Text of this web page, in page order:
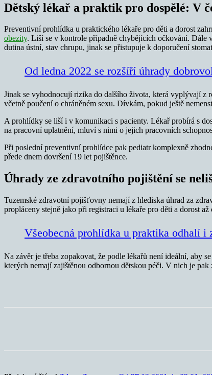
Dětský lékař a praktik pro dospělé: V
Preventivní prohlídka u praktického lékaře pro děti a dorost
obezity. Liší se v kontrole případně chybějících očkování. Dále
dutina ústní, stav chrupu, jinak se přistupuje k doporučení
Od ledna 2022 se rozšíří úhrady
Jinak se vyhodnocují rizika do dalšího života, která vyplývají z
včetně poučení o chráněném sexu. Dívkám, pokud ještě
A prohlídky se liší i v komunikaci s pacienty. Lékař probírá s
na pracovní uplatnění, mluví s nimi o jejich pracovních
Při poslední preventivní prohlídce pak pediatr komplexně
přede dnem dovršení 19 let pojištěnce.
Úhrady ze zdravotního pojištění se
Tuzemské zdravotní pojišťovny nemají z hlediska úhrad za
propláceny stejně jako při registraci u lékaře pro děti a dorost až
Všeobecná prohlídka u praktika odhalí i
Na závěr je třeba zopakovat, že podle lékařů není ideální, aby
kterých nemají zajištěnou odbornou dětskou péči. V nich je